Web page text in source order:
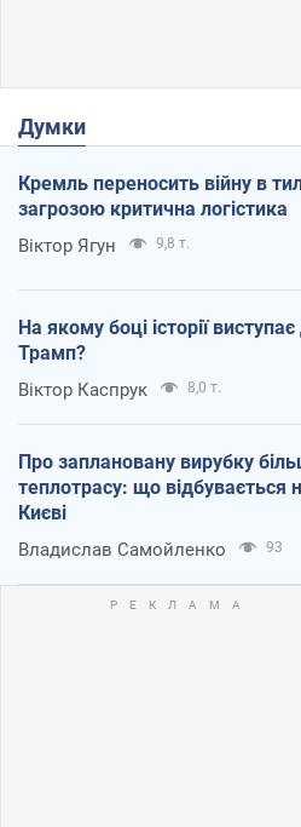
Думки
Кремль переносить війну в
загрозою критична логістика
Віктор Ягун 9,8 т.
На якому боці історії
Трамп?
Віктор Каспрук 8,0 т.
Про заплановану вирубку
теплотрасу: що відбувається
Києві
Владислав Самойленко 93